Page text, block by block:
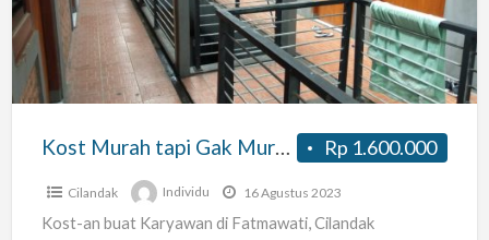
Gak
Murahan
Rp 1.600.000
Kost Murah tapi Gak Murahan
Cilandak Individu 16 Agustus 2023
Kost-an buat Karyawan di Fatmawati, Cilandak